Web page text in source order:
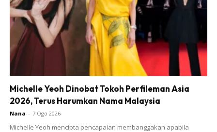
(Full video masak ni sila subscribe youtube bonda
rozitaibrahim)
Michelle Yeoh Dinobat Tokoh Perfileman Asia
2026, Terus Harumkan Nama Malaysia
Nana - 7 Ogo 2026
Michelle Yeoh mencipta pencapaian membanggakan apabila